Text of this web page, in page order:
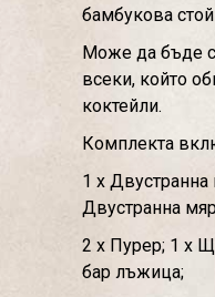
бамбукова
Може да бъде
всеки, който
коктейли.
Комплекта
1 x
Двустранна
2 х Пурер; 1 х
бар лъжица;